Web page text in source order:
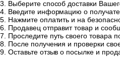
Выберите способ доставки
Введите информацию о
Нажмите оплатить и на
Продавец отправит товар и
Проследите путь своего товара
После получения и проверки
Оставьте отзыв о посылке и